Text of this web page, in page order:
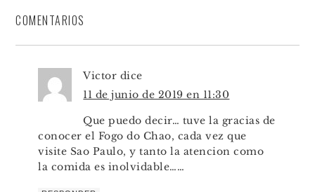
COMENTARIOS
Victor dice
11 de junio de 2019 en 11:30
Que puedo decir… tuve la gracias de
conocer el Fogo do Chao, cada vez que
visite Sao Paulo, y tanto la atencion como
la comida es inolvidable……